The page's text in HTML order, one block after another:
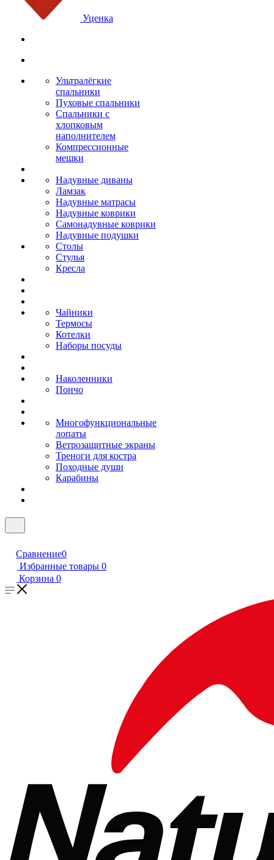
Уценка
Ультралёгкие
спальники
Пуховые спальники
Спальники с
хлопковым
наполнителем
Компрессионные
мешки
Надувные диваны
Ламзак
Надувные матрасы
Надувные коврики
Самонадувные коврики
Надувные подушки
Столы
Стулья
Кресла
Чайники
Термосы
Котелки
Наборы посуды
Наколенники
Пончо
Многофункциональные
лопаты
Ветрозащитные экраны
Треноги для костра
Походные души
Карабины
Сравнение0
Избранные товары 0
Корзина 0